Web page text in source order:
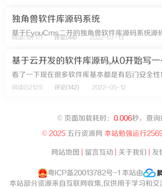
独角兽软件库源码系统
阅读(19717) 评论(44) 2022-07-13
基于
阅读(52121) 评论(142) 2022-05-12
© 页面加载耗时： 0.006秒，查询
© 2025 五行资源网 本站勉强运行
网站地图 留言互动 关于我们 友
粤ICP备20013782号-1 本站由
本站部分资源来自互联网收集,仅供用于学习和